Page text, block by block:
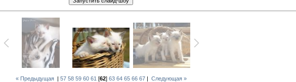
« Предыдущая | 57 58 59 60 61 [62] 63 64 65 66 67 | Следующая »